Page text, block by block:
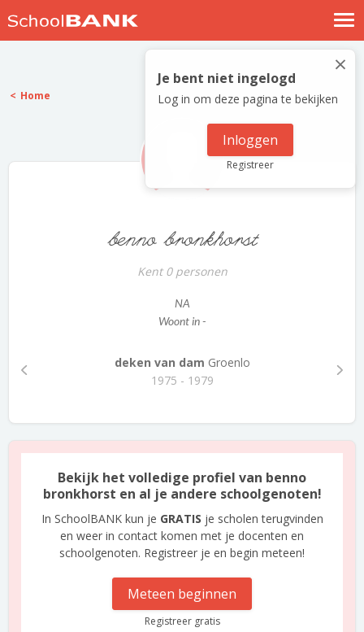
Nostalgische verhalen
Log in
Meld je gratis aan
×
Je bent niet ingelogd
Log in om deze pagina te bekijken
Inloggen
Registreer
Home
benno bronkhorst
Kent 0 personen
NA
Woont in -
deken van dam Groenlo
1975 - 1979
Bekijk het volledige profiel van benno
bronkhorst en al je andere schoolgenoten!
In SchoolBANK kun je GRATIS je scholen terugvinden
en weer in contact komen met je docenten en
schoolgenoten. Registreer je en begin meteen!
Meteen beginnen
Registreer gratis